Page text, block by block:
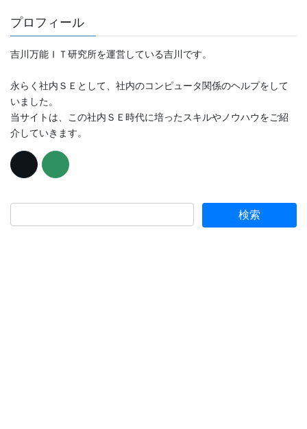
プロフィール
吉川万能ＩＴ研究所を運営している吉川です。
永らく社内ＳＥとして、社内のコンピュータ関係のヘルプをして
いました。
当サイトは、この社内ＳＥ時代に培ったスキルやノウハウをご紹
介していきます。